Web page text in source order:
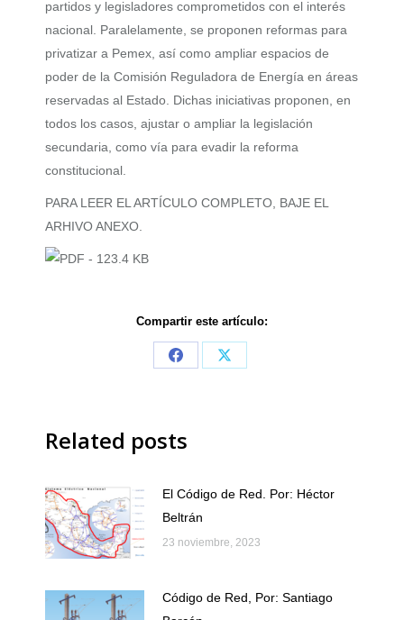
partidos y legisladores comprometidos con el interés
nacional. Paralelamente, se proponen reformas para
privatizar a Pemex, así como ampliar espacios de
poder de la Comisión Reguladora de Energía en áreas
reservadas al Estado. Dichas iniciativas proponen, en
todos los casos, ajustar o ampliar la legislación
secundaria, como vía para evadir la reforma
constitucional.
PARA LEER EL ARTÍCULO COMPLETO, BAJE EL
ARHIVO ANEXO.
Compartir este artículo:
Share
Share
Related posts
El Código de Red. Por: Héctor
Beltrán
23 noviembre, 2023
Código de Red, Por: Santiago